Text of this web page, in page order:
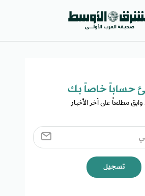
حساباً خاصاً بك​
مطلعاً على آخر الأخبار
تسجيل